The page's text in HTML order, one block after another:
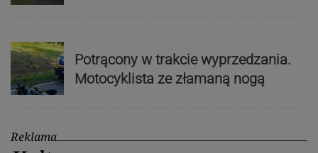
Potrącony w trakcie wyprzedzania.
Motocyklista ze złamaną nogą
Reklama